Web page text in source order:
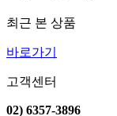
최근 본 상품
바로가기
고객센터
02) 6357-3896